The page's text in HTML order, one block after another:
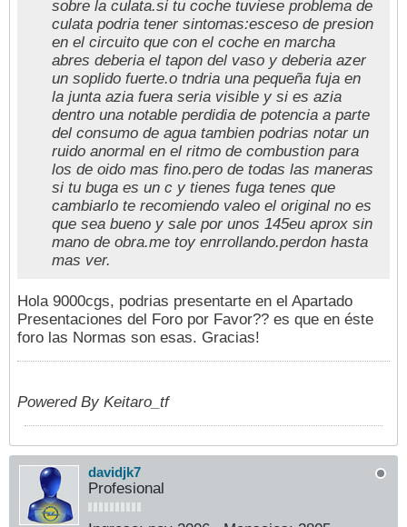
sobre la culata.si tu coche tuviese problema de
culata podria tener sintomas:esceso de presion
en el circuito que con el coche en marcha
abres deberia el tapon del vaso y deberia azer
un soplido fuerte.o tndria una pequeña fuja en
la junta azia fuera seria visible y si es azia
dentro una notable perdidia de potencia a parte
del consumo de agua tambien podrias notar un
ruido anormal en el ritmo de combustion para
los de oido mas fino.pero de todas las maneras
si tu buga es un c y tienes fuga tenes que
cambiarlo te recomiendo valeo el original no es
que sea bueno y sale por unos 145eu aprox sin
mano de obra.me toy enrrollando.perdon hasta
mas ver.
Hola 9000cgs, podrias presentarte en el Apartado
Presentaciones del Foro por Favor?? es que en éste
foro las Normas son esas. Gracias!
Powered By Keitaro_tf
davidjk7
Profesional